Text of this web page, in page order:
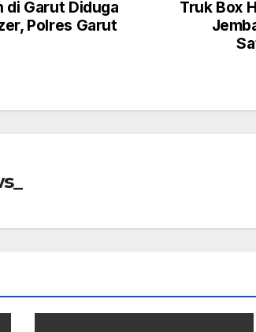
Truk Box
di Garut Diduga
Polres Garut